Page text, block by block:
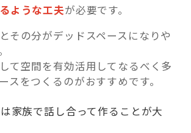
ような工夫が必要です。
その分がデッドスペースになりや
て空間を有効活用してなるべく多
スをつくるのがおすすめです。
家族で話し合って作ることが大